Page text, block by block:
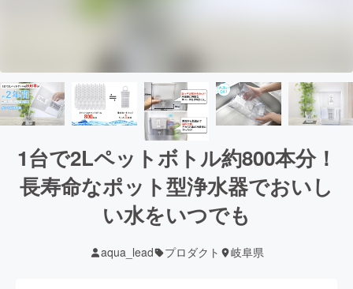
1台で2Lペットボトル約800本分！
長寿命なポット型浄水器でおいし
い水をいつでも
aqua_lead プロダクト 岐阜県